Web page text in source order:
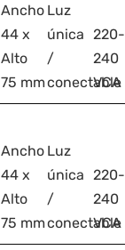
Ancho
44 x
Alto
75 mm
Luz
única
/
conectable
220-
240
VCA
Ancho
44 x
Alto
75 mm
Luz
única
/
conectable
220-
240
VCA